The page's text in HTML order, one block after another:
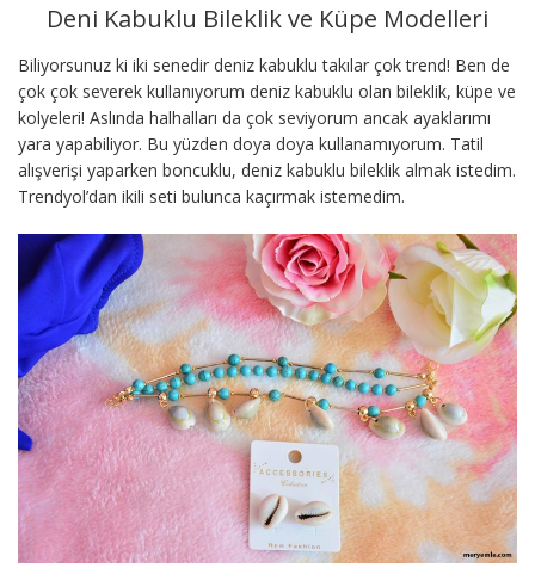
Deni Kabuklu Bileklik ve Küpe Modelleri
Biliyorsunuz ki iki senedir deniz kabuklu takılar çok trend! Ben de
çok çok severek kullanıyorum deniz kabuklu olan bileklik, küpe ve
kolyeleri! Aslında halhalları da çok seviyorum ancak ayaklarımı
yara yapabiliyor. Bu yüzden doya doya kullanamıyorum. Tatil
alışverişi yaparken boncuklu, deniz kabuklu bileklik almak istedim.
Trendyol’dan ikili seti bulunca kaçırmak istemedim.